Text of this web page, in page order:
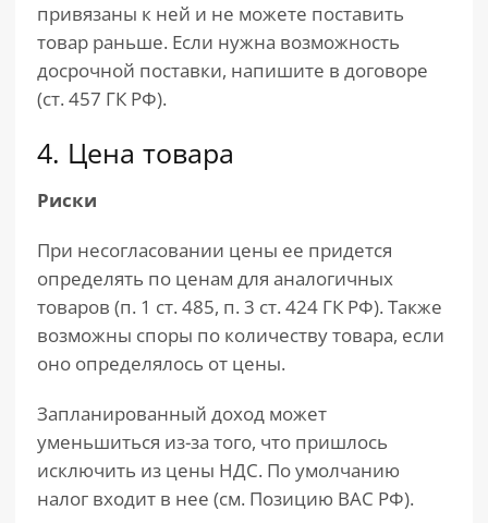
привязаны к ней и не можете поставить
товар раньше. Если нужна возможность
досрочной поставки, напишите в договоре
(ст. 457 ГК РФ).
4. Цена товара
Риски
При несогласовании цены ее придется
определять по ценам для аналогичных
товаров (п. 1 ст. 485, п. 3 ст. 424 ГК РФ). Также
возможны споры по количеству товара, если
оно определялось от цены.
Запланированный доход может
уменьшиться из-за того, что пришлось
исключить из цены НДС. По умолчанию
налог входит в нее (см. Позицию ВАС РФ).